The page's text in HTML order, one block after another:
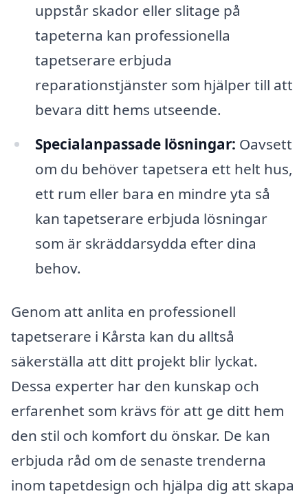
uppstår skador eller slitage på
tapeterna kan professionella
tapetserare erbjuda
reparationstjänster som hjälper till att
bevara ditt hems utseende.
Specialanpassade lösningar: Oavsett
om du behöver tapetsera ett helt hus,
ett rum eller bara en mindre yta så
kan tapetserare erbjuda lösningar
som är skräddarsydda efter dina
behov.
Genom att anlita en professionell
tapetserare i Kårsta kan du alltså
säkerställa att ditt projekt blir lyckat.
Dessa experter har den kunskap och
erfarenhet som krävs för att ge ditt hem
den stil och komfort du önskar. De kan
erbjuda råd om de senaste trenderna
inom tapetdesign och hjälpa dig att skapa